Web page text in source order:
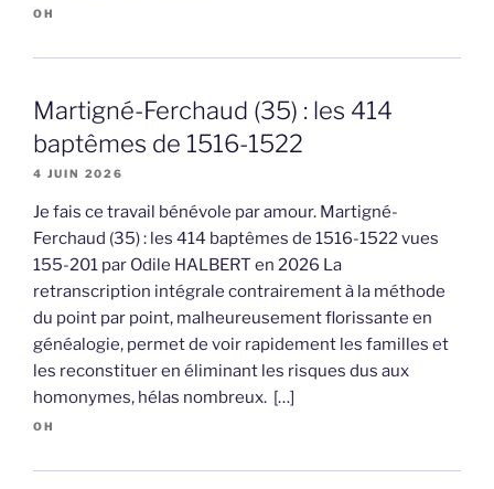
OH
Martigné-Ferchaud (35) : les 414
baptêmes de 1516-1522
4 JUIN 2026
Je fais ce travail bénévole par amour. Martigné-
Ferchaud (35) : les 414 baptêmes de 1516-1522 vues
155-201 par Odile HALBERT en 2026 La
retranscription intégrale contrairement à la méthode
du point par point, malheureusement florissante en
généalogie, permet de voir rapidement les familles et
les reconstituer en éliminant les risques dus aux
homonymes, hélas nombreux. […]
OH